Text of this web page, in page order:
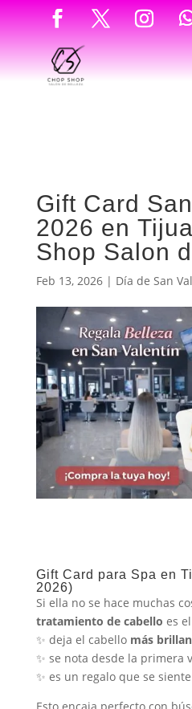
Gift Card
2026 en
Shop Salon
Feb 13, 2026| Día de San
Gift Card para Spa en
2026)
Si ella no se hace muchas
tratamiento de cabello es
✨ deja el cabello más
✨ se nota desde la primera
✨ es un regalo que se